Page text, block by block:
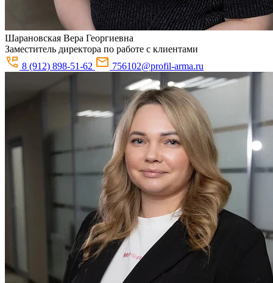
Шарановская Вера Георгиевна
Заместитель директора по работе с клиентами
8 (912) 898-51-62
756102@profil-arma.ru